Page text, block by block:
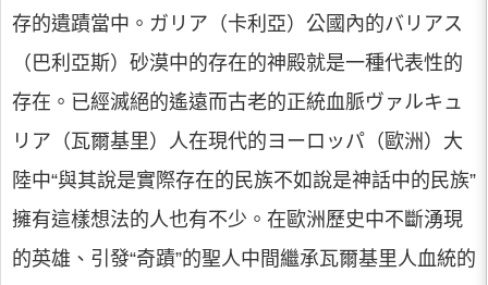
存的遺蹟當中。ガリア（卡利亞）公國內的バリアス
（巴利亞斯）砂漠中的存在的神殿就是一種代表性的
存在。已經滅絕的遙遠而古老的正統血脈ヴァルキュ
リア（瓦爾基里）人在現代的ヨーロッパ（歐洲）大
陸中“與其說是實際存在的民族不如說是神話中的民族”
擁有這樣想法的人也有不少。在歐洲歷史中不斷湧現
的英雄、引發“奇蹟”的聖人中間繼承瓦爾基里人血統的